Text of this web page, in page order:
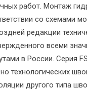
работ. Монтаж
со схемами
редакции
всеми
в России. Серия
технологических
другого типа